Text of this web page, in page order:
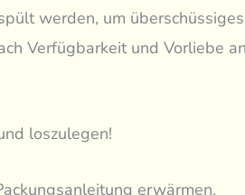
werden, um
Verfügbarkeit und Vorliebe
loszulegen!
erwärmen.